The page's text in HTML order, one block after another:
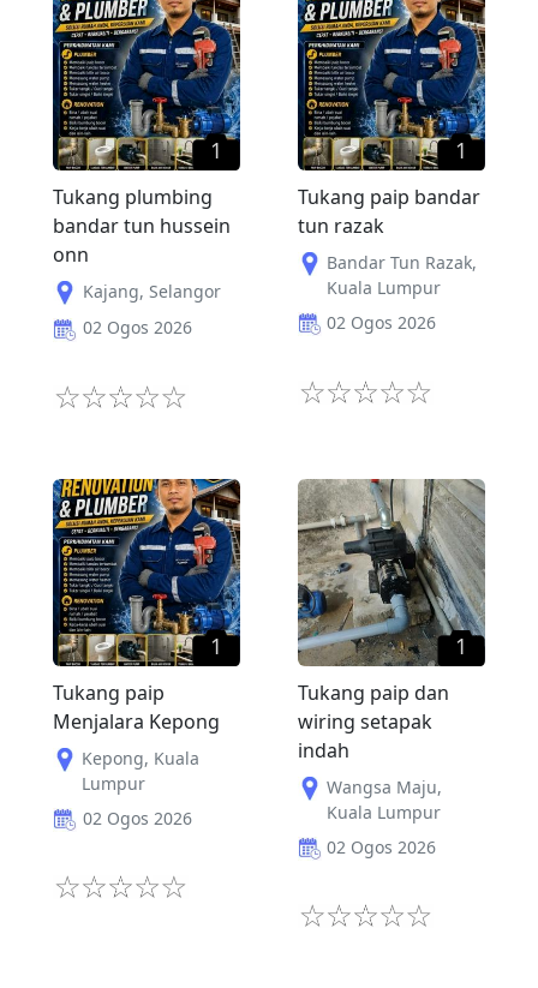
1
Tukang plumbing
bandar tun hussein
onn
Kajang, Selangor
02 Ogos 2026
1
Tukang paip bandar
tun razak
Bandar Tun Razak,
Kuala Lumpur
02 Ogos 2026
1
Tukang paip
Menjalara Kepong
Kepong, Kuala
Lumpur
02 Ogos 2026
1
Tukang paip dan
wiring setapak
indah
Wangsa Maju,
Kuala Lumpur
02 Ogos 2026